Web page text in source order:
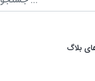
بلاگ